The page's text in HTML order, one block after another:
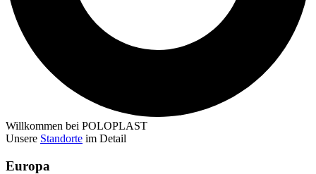
Willkommen bei POLOPLAST
Unsere Standorte im Detail
Europa